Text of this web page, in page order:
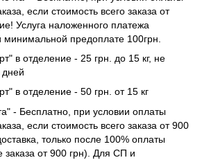
если стоимость всего заказа от
Услуга наложенного платежа
предоплате 100грн.
в отделение - 25 грн. до 15 кг, не
в отделение - 50 грн. от 15 кг
- Бесплатно, при условии оплаты
если стоимость всего заказа от 900
только после 100% оплаты
заказа от 900 грн). Для СП и